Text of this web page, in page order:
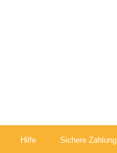
Hilfe Sichere Zahlung